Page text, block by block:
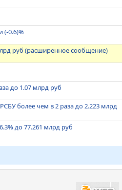
(-0.6)%
руб (расширенное сообщение)
до 1.07 млрд руб
более чем в 2 раза до 2.223 млрд
до 77.261 млрд руб